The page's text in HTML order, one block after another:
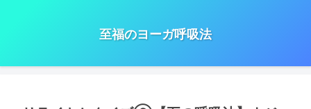
至福のヨーガ呼吸法